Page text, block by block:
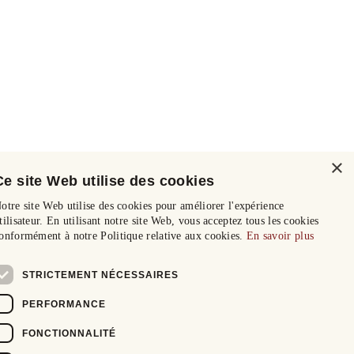
×
site Web utilise des cookies
site Web utilise des cookies pour améliorer l'expérience
En utilisant notre site Web, vous acceptez tous les cookies
à notre Politique relative aux cookies. En savoir plus
STRICTEMENT NÉCESSAIRES
PERFORMANCE
FONCTIONNALITÉ